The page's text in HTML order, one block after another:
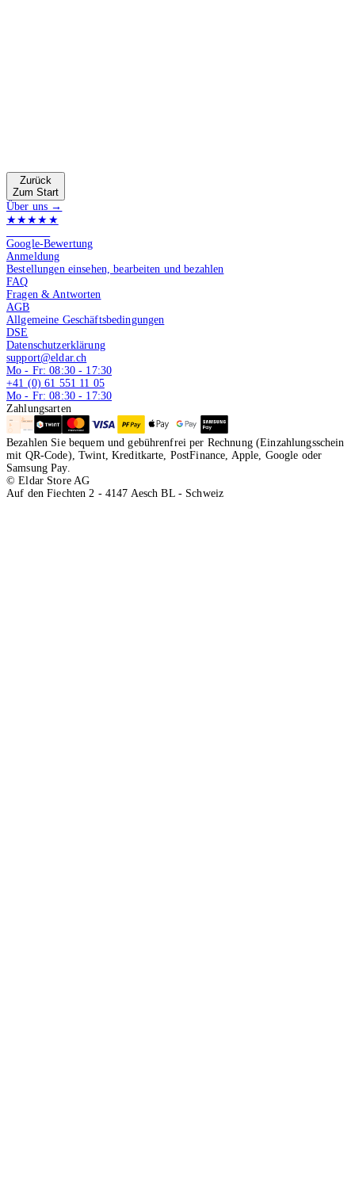
Zurück
Zum Start
Über uns →
★★★★★
Google-Bewertung
Anmeldung
Bestellungen einsehen, bearbeiten und bezahlen
FAQ
Fragen & Antworten
AGB
Allgemeine Geschäftsbedingungen
DSE
Datenschutzerklärung
support@eldar.ch
Mo - Fr: 08:30 - 17:30
+41 (0) 61 551 11 05
Mo - Fr: 08:30 - 17:30
Zahlungsarten
Bezahlen Sie bequem und gebührenfrei per Rechnung (Einzahlungsschein
mit QR-Code), Twint, Kreditkarte, PostFinance, Apple, Google oder
Samsung Pay.
© Eldar Store AG
Auf den Fiechten 2 - 4147 Aesch BL - Schweiz